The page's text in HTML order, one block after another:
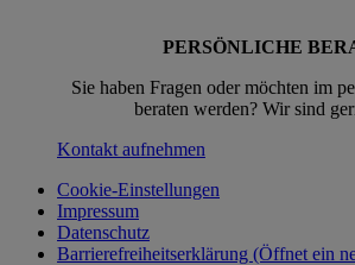
PERSÖNLICHE
Sie haben Fragen oder möchten im
beraten werden? Wir sind
Kontakt aufnehmen
Cookie-Einstellungen
Impressum
Datenschutz
Barrierefreiheitserklärung (Öffnet ein